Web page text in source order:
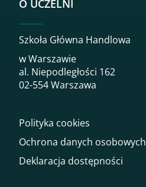
O UCZELNI
Szkoła Główna Handlowa
w Warszawie
al. Niepodległości 162
02-554 Warszawa
Polityka cookies
Ochrona danych osobowych
Deklaracja dostępności